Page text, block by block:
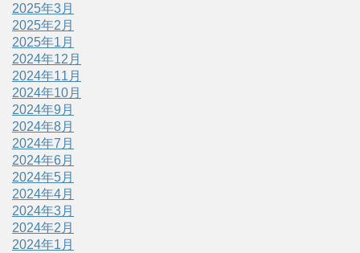
2025年3月
2025年2月
2025年1月
2024年12月
2024年11月
2024年10月
2024年9月
2024年8月
2024年7月
2024年6月
2024年5月
2024年4月
2024年3月
2024年2月
2024年1月